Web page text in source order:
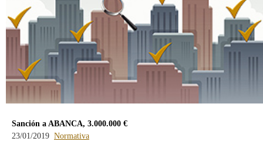
Sanción a ABANCA, 3.000.000 €
23/01/2019 Normativa-